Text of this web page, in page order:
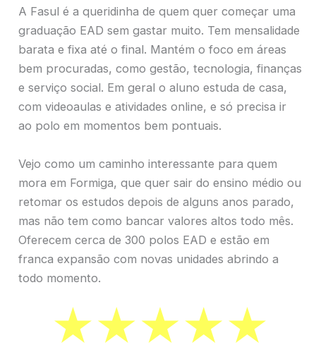
A Fasul é a queridinha de quem quer começar uma
graduação EAD sem gastar muito. Tem mensalidade
barata e fixa até o final. Mantém o foco em áreas
bem procuradas, como gestão, tecnologia, finanças
e serviço social. Em geral o aluno estuda de casa,
com videoaulas e atividades online, e só precisa ir
ao polo em momentos bem pontuais.
Vejo como um caminho interessante para quem
mora em Formiga, que quer sair do ensino médio ou
retomar os estudos depois de alguns anos parado,
mas não tem como bancar valores altos todo mês.
Oferecem cerca de 300 polos EAD e estão em
franca expansão com novas unidades abrindo a
todo momento.